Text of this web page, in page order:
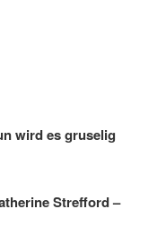
wird es gruselig
Strefford –